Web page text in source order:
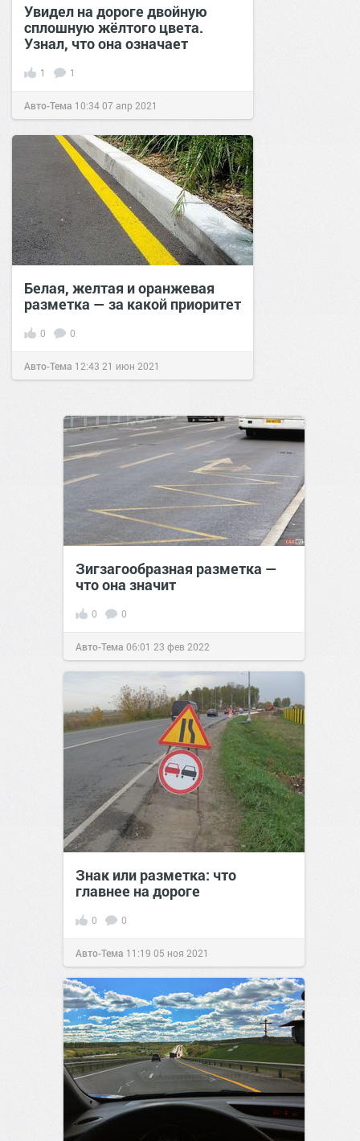
Увидел на дороге двойную
сплошную жёлтого цвета.
Узнал, что она означает
1 1
Авто-Тема 10:3407 апр 2021
Белая, желтая и оранжевая
разметка — за какой приоритет
0 0
Авто-Тема 12:43 21 июн 2021
Зигзагообразная разметка —
что она значит
0 0
Авто-Тема 06:01 23 фев 2022
Знак или разметка: что
главнее на дороге
0 0
Авто-Тема 11:19 05 ноя 2021